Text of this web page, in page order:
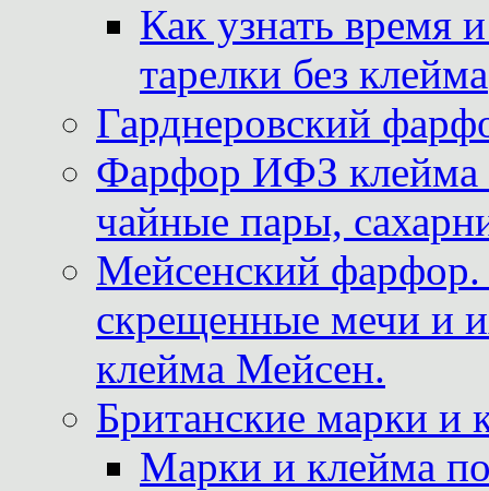
Как узнать время
тарелки без клейма
Гарднеровский
Фарфор ИФЗ клейма
чайные пары,
Мейсенский фарфор.
скрещенные мечи и
клейма Мейсен.
Британские марки и
Марки и клейма